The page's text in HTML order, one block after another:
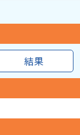
結果